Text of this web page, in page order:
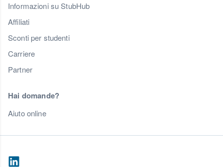
Informazioni su StubHub
Affiliati
Sconti per studenti
Carriere
Partner
Hai domande?
Aiuto online